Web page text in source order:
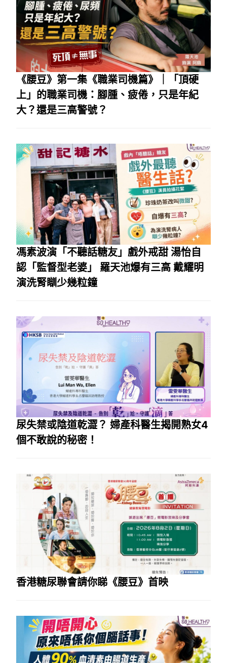
《腰豆》第一集《職業司機篇》｜「頂硬
上」的職業司機：腳腫、疲倦，只是年紀
大？還是三高警號？
馮素波演「不聽話糖友」戲外戒甜 湯怡自
認「監督型老婆」 羅天池爆有三高 戴耀明
演洗腎瞓少幾粒鐘
尿失禁或陰道乾澀？ 婦產科醫生揭開熟女4
個不敢說的秘密！
香港糖尿聯會請你睇《腰豆》首映